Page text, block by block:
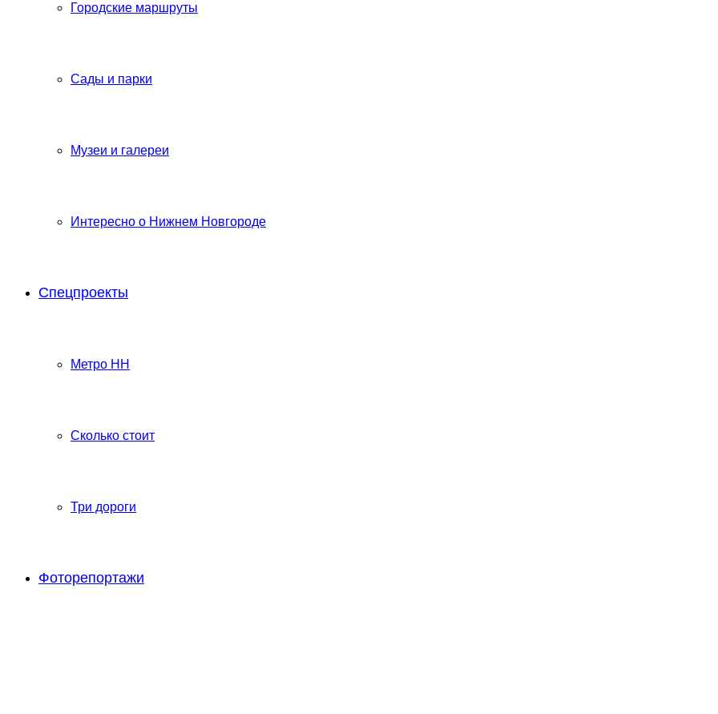
Городские маршруты
Сады и парки
Музеи и галереи
Интересно о Нижнем Новгороде
Спецпроекты
Метро НН
Сколько стоит
Три дороги
Фоторепортажи